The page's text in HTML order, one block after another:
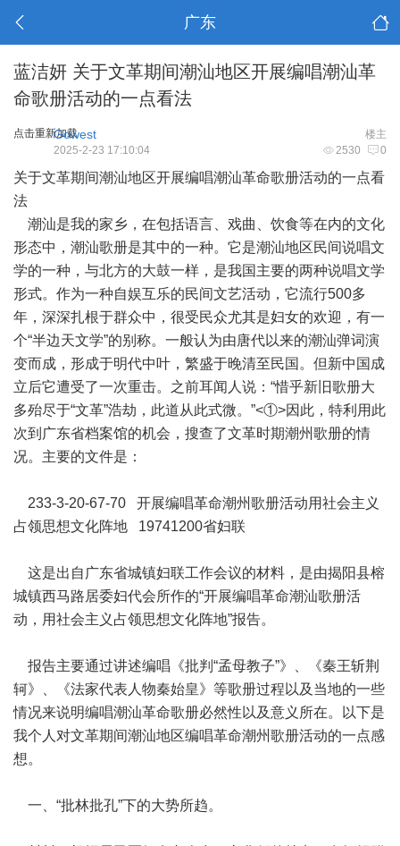
广东
蓝洁妍 关于文革期间潮汕地区开展编唱潮汕革
命歌册活动的一点看法
点击重新加载 楼主
Gowest
2530 0
2025-2-23 17:10:04
关于文革期间潮汕地区开展编唱潮汕革命歌册活动的一点看
法
潮汕是我的家乡，在包括语言、戏曲、饮食等在内的文化
形态中，潮汕歌册是其中的一种。它是潮汕地区民间说唱文
学的一种，与北方的大鼓一样，是我国主要的两种说唱文学
形式。作为一种自娱互乐的民间文艺活动，它流行500多
年，深深扎根于群众中，很受民众尤其是妇女的欢迎，有一
个“半边天文学”的别称。一般认为由唐代以来的潮汕弹词演
变而成，形成于明代中叶，繁盛于晚清至民国。但新中国成
立后它遭受了一次重击。之前耳闻人说：“惜乎新旧歌册大
多殆尽于“文革”浩劫，此道从此式微。”<①>因此，特利用此
次到广东省档案馆的机会，搜查了文革时期潮州歌册的情
况。主要的文件是：
233-3-20-67-70 开展编唱革命潮州歌册活动用社会主义
占领思想文化阵地 19741200省妇联
这是出自广东省城镇妇联工作会议的材料，是由揭阳县榕
城镇西马路居委妇代会所作的“开展编唱革命潮汕歌册活
动，用社会主义占领思想文化阵地”报告。
报告主要通过讲述编唱《批判“孟母教子”》、《秦王斩荆
轲》、《法家代表人物秦始皇》等歌册过程以及当地的一些
情况来说明编唱潮汕革命歌册必然性以及意义所在。以下是
我个人对文革期间潮汕地区编唱革命潮州歌册活动的一点感
想。
一、“批林批孔”下的大势所趋。